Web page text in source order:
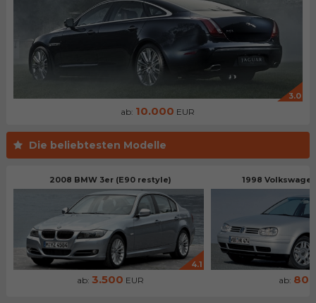
3.0
ab: 10.000 EUR
Die beliebtesten Modelle
2008 BMW 3er (E90 restyle)
4.1
ab: 3.500 EUR
1998
ab: 800